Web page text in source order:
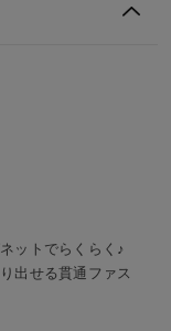
ットでらくらく♪
出せる貫通ファス